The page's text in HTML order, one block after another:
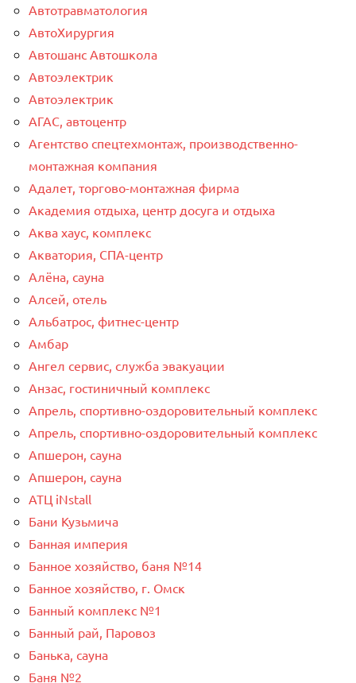
Автотравматология
АвтоХирургия
Автошанс Автошкола
Автоэлектрик
Автоэлектрик
АГАС, автоцентр
Агентство спецтехмонтаж, производственно-
монтажная компания
Адалет, торгово-монтажная фирма
Академия отдыха, центр досуга и отдыха
Аква хаус, комплекс
Акватория, СПА-центр
Алёна, сауна
Алсей, отель
Альбатрос, фитнес-центр
Амбар
Ангел сервис, служба эвакуации
Анзас, гостиничный комплекс
Апрель, спортивно-оздоровительный комплекс
Апрель, спортивно-оздоровительный комплекс
Апшерон, сауна
Апшерон, сауна
АТЦ iNstall
Бани Кузьмича
Банная империя
Банное хозяйство, баня №14
Банное хозяйство, г. Омск
Банный комплекс №1
Банный рай, Паровоз
Банька, сауна
Баня №2